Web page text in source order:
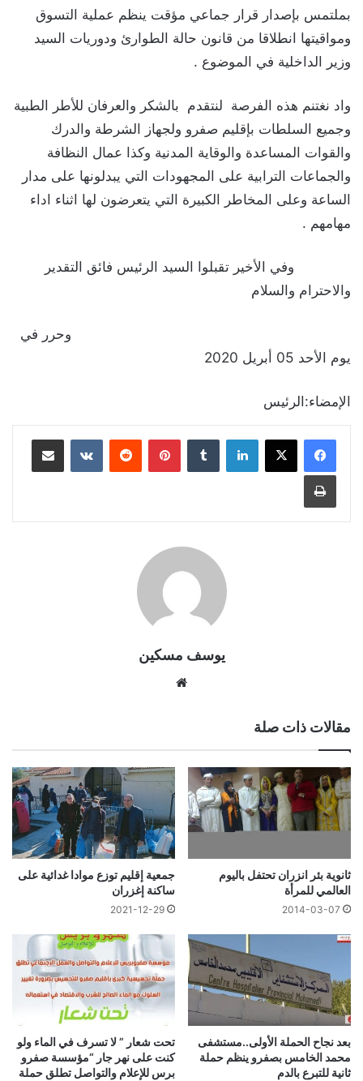
بملتمس بإصدار قرار جماعي مؤقت ينظم عملية التسوق
ومواقيتها انطلاقا من قانون حالة الطوارئ ودوريات السيد
وزير الداخلية في الموضوع .
واد نغتنم هذه الفرصة لنتقدم بالشكر والعرفان للأطر الطبية
وجميع السلطات بإقليم صفرو ولجهاز الشرطة والدرك
والقوات المساعدة والوقاية المدنية وكذا عمال النظافة
والجماعات الترابية على المجهودات التي يبدلونها على مدار
الساعة وعلى المخاطر الكبيرة التي يتعرضون لها اثناء اداء
مهامهم .
وفي الأخير تقبلوا السيد الرئيس فائق التقدير
والاحترام والسلام
وحرر في
يوم الأحد 05 أبريل 2020
الإمضاء:الرئيس
لينكدإن بينتيريست مشاركة عبر البريد
طباعة
يوسف مسكين
مقالات ذات صلة
ثانوية بئر انزران تحتفل باليوم
العالمي للمرأة
2014-03-07
جمعية إقليم توزع موادا غدائية على
ساكنة إغزران
2021-12-29
بعد نجاح الحملة الأولى..مستشفى
محمد الخامس بصفرو ينظم حملة
ثانية للتبرع بالدم
تحت شعار ” لا تسرف في الماء ولو
كنت على نهر جار “مؤسسة صفرو
برس للإعلام والتواصل تطلق حملة